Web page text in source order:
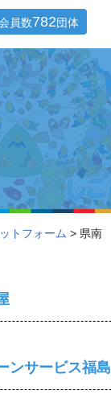
員数782団体
トフォーム > 県南
ンサービス福島